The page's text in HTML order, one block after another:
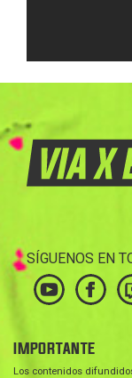
SÍGUENOS EN
IMPORTANTE
Los contenidos